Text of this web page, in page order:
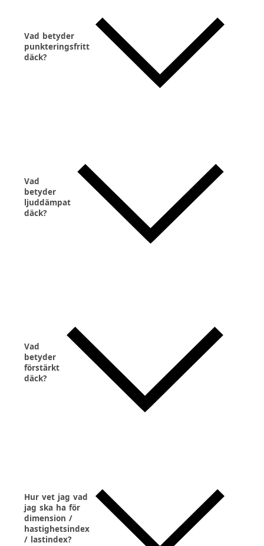
Vad betyder
punkteringsfritt
däck?
Vad
betyder
ljuddämpat
däck?
Vad
betyder
förstärkt
däck?
Hur vet jag vad
jag ska ha för
dimension /
hastighetsindex
/ lastindex?